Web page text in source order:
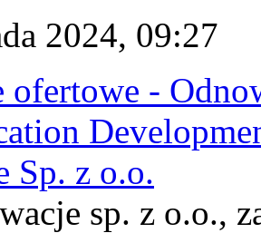
2024, 09:27
ofertowe -
Sp. z o.o.
sp. z o.o.,